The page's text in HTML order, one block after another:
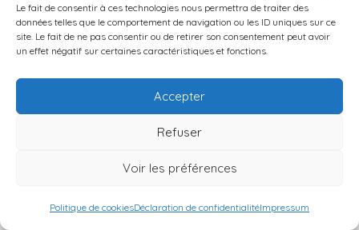
Le fait de consentir à ces technologies nous permettra de traiter des
données telles que le comportement de navigation ou les ID uniques sur ce
site. Le fait de ne pas consentir ou de retirer son consentement peut avoir
un effet négatif sur certaines caractéristiques et fonctions.
Accepter
Refuser
Voir les préférences
Politique de cookiesDéclaration de confidentialitéImpressum
Période
Événements et
réformes majeurs
Figures et
citations
Consolidation de l’État,
expansion territoriale
(guerre du Pacifique
1879–1884), montée de